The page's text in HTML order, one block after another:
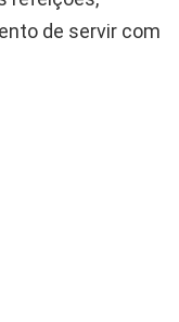
de servir com